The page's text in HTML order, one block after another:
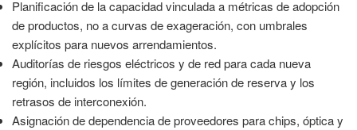
Planificación de la capacidad vinculada a métricas de adopción
de productos, no a curvas de exageración, con umbrales
explícitos para nuevos arrendamientos.
Auditorías de riesgos eléctricos y de red para cada nueva
región, incluidos los límites de generación de reserva y los
retrasos de interconexión.
Asignación de dependencia de proveedores para chips, óptica y